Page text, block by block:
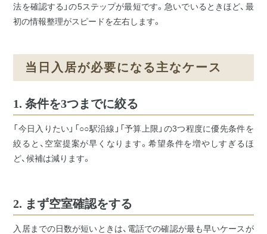
間取りの広
い部屋
レ別
フィットネ
スジム付き
デイユース
キャンペー
ン中
阪東橋エリ
ア
ド決済
の違い
初めてご利用
法人研修・入
居ご予約ご担
当者様へ
トランクルー
ム
法を確認する」の5ステップが最短です。急いでいるときほど、最
初の情報整理がスピードを左右します。
当日入居が必要になる主なケース
1. 条件を3つまでに絞る
「今日入りたい」「○○駅沿線」「予算上限」の3つ程度に優先条件を
絞ると、空室提案が早くなります。希望条件を増やしすぎるほ
ど、候補は減ります。
2. まず空室確認をする
入居までの日数が短いときは、電話での確認が最も早いケースが